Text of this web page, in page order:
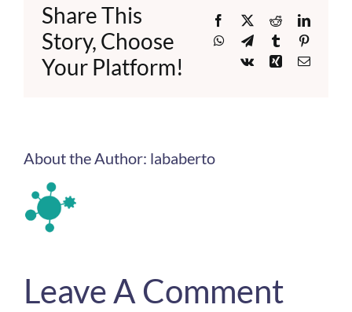
Share This
Story, Choose
Your Platform!
Facebook
X Reddit
WhatsApp
TelegramTumblr
Vk
XingEmail
About the Author: lababerto
Leave A Comment